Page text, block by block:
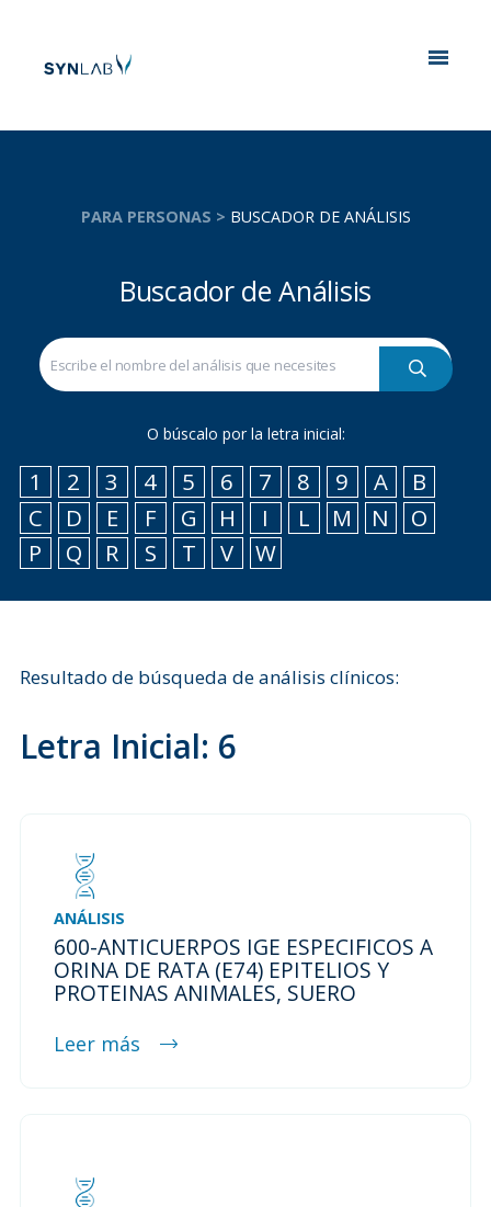
PARA PERSONAS > BUSCADOR DE ANÁLISIS
Buscador de Análisis
O búscalo por la letra inicial:
1 2 3 4 5 6 7 8 9 A
B
C
D E F G H I L M N
O
P
Q R S T V W
Resultado de búsqueda de análisis clínicos:
Letra Inicial: 6
ANÁLISIS
600-ANTICUERPOS IGE ESPECIFICOS A
ORINA DE RATA (E74) EPITELIOS Y
PROTEINAS ANIMALES, SUERO
Leer más